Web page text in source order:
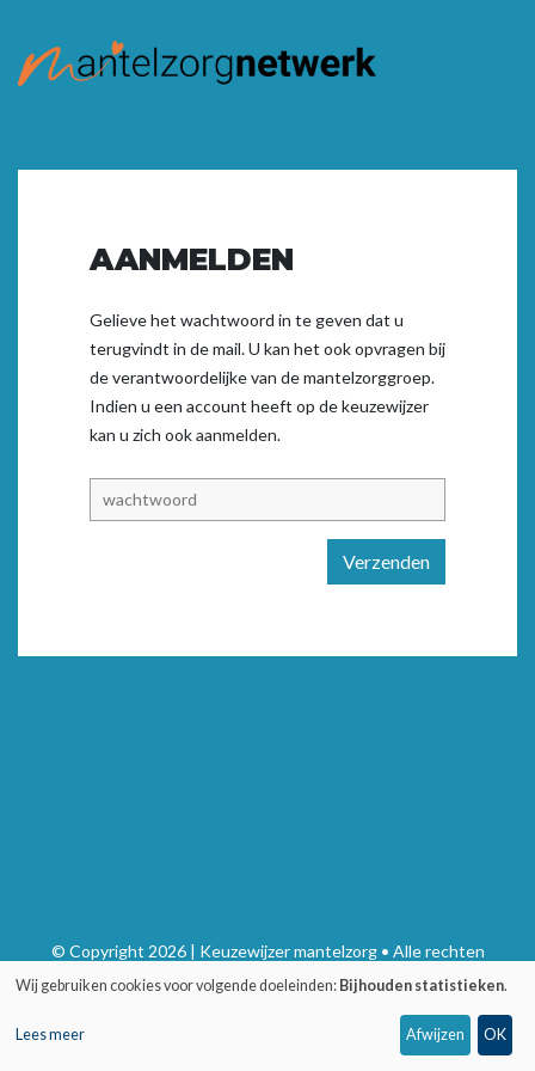
AANMELDEN
Gelieve het wachtwoord in te geven dat u
terugvindt in de mail. U kan het ook opvragen bij
de verantwoordelijke van de mantelzorggroep.
Indien u een account heeft op de keuzewijzer
kan u zich ookaanmelden.
Verzenden
© Copyright 2026 | Keuzewijzer mantelzorg • Alle rechten
voorbehouden
Wij gebruiken cookies voor volgende doeleinden: Bijhouden statistieken.
Lees meer Afwijzen OK